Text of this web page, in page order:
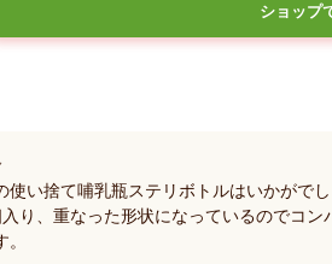
ショップ
使い捨て哺乳瓶ステリボトルはいかがで
り、重なった形状になっているのでコ